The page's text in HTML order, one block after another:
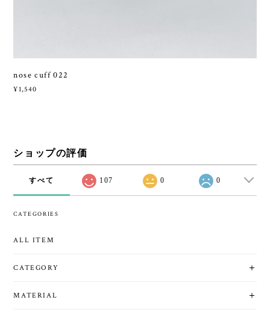
nose cuff 022
¥1,540
ショップの評価
すべて 107 0 0
CATEGORIES
ALL ITEM
CATEGORY
MATERIAL